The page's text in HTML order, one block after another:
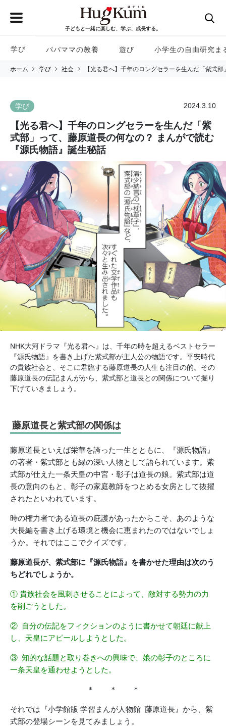
子どもと一緒に楽しむ、学ぶ、成長する。
学び パパママの教養 遊び 小学生の自由研究ま
ホーム 学び 社会 【光る君へ】千年のロングセラーを生んだ「紫式
学び 2024.3.10
【光る君へ】千年のロングセラーを生んだ「紫
式部」って、藤原道長の何なの？ まんがで読む
『源氏物語』誕生秘話
NHK大河ドラマ『光る君へ』は、千年の時を超えるベストセラー
『源氏物語』を書き上げた紫式部が主人公の物語です。平安時代
の貴族社会と、そこに君臨する藤原道長の人生も注目の的。その
藤原道長の伝記まんがから、紫式部と道長との関係について掘り
下げていきましょう。
藤原道長と紫式部の関係は
藤原道長といえば栄華を誇った一生とともに、『源氏物語』
の著者・紫式部とも縁の深い人物として語られています。紫
式部が仕えた一条天皇の中宮・彰子は道長の娘。紫式部は道
長の意向のもと、彰子の家庭教師をつとめる女房として抜擢
されたといわれています。
時の権力者である道長の庇護があったからこそ、あのような
大長編を書き上げる環境と機会に恵まれたのではないでしょ
うか。それではここでクイズです。
藤原道長が、紫式部に『源氏物語』を書かせた理由は次のう
ちどれでしょうか。
① 貴族社会を風刺させることによって、敵対する勢力の力
を削ごうとした。
② 自分の伝記をフィクションのように書かせて朝廷に献上
し、天皇にアピールしようとした。
③ 知的な話題と取り巻きへの興味で、娘の彰子のところに
一条天皇を通わせようとした。
＊ ＊ ＊
それでは『小学館版 学習まんが人物館 藤原道長』から、紫
式部の登場シーンを見てみましょう。